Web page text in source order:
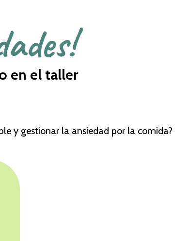
en el taller
y gestionar la ansiedad por la comida?